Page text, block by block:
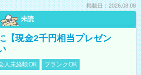
掲載日：2026.08.08
未読
【現金2千円相当プレゼン
人未経験OK
ブランクOK